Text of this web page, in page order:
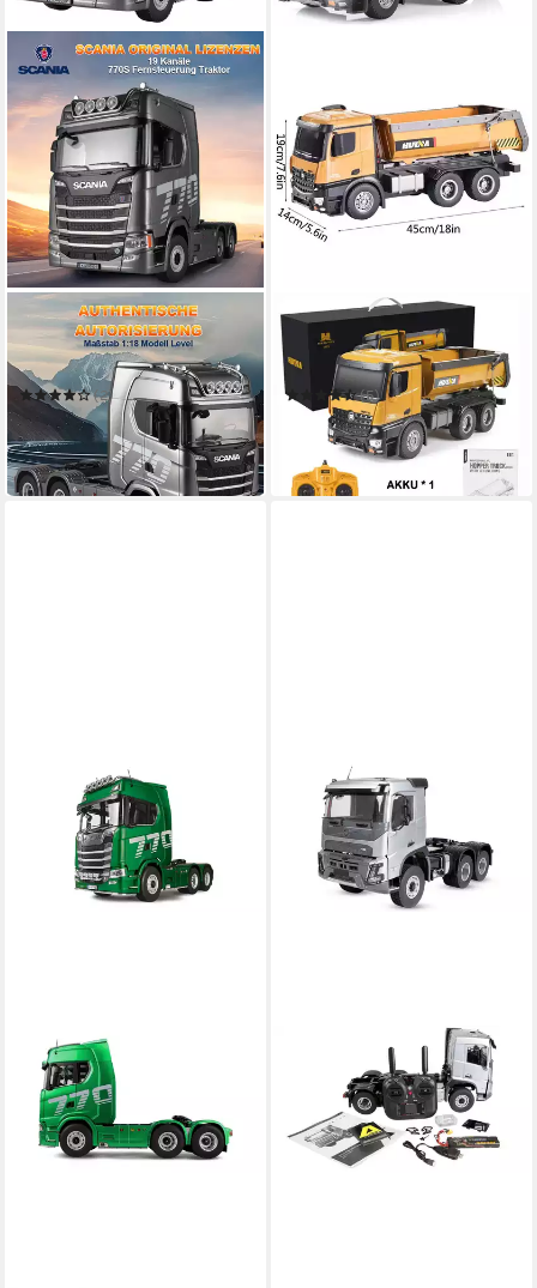
ESUN
RC-LKW RC Truck 770S,
Ferngesteuerter Lkw,
Lastwagen Modellbau 1:18
(2)
118,69 € UVP 129,99 €
-9%
in 2-3 Werktagen bei dir
ESUN
RC-Truck Modell
baufahrzeuge Rc Dump Truck
1:14 LKW 10 Kanal Kipplader
(5)
92,90 € UVP119,99 €
in 2-3 Werktagen bei dir